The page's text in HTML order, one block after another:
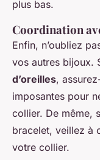
plus bas.
Coordination
Enfin, n’oubliez
vos autres bijoux.
d’oreilles,
imposantes pour
collier. De même,
bracelet, veillez à
votre collier.